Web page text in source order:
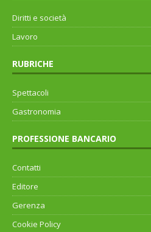
Diritti e società
Lavoro
RUBRICHE
Spettacoli
Gastronomia
PROFESSIONE BANCARIO
Contatti
Editore
Gerenza
Cookie Policy